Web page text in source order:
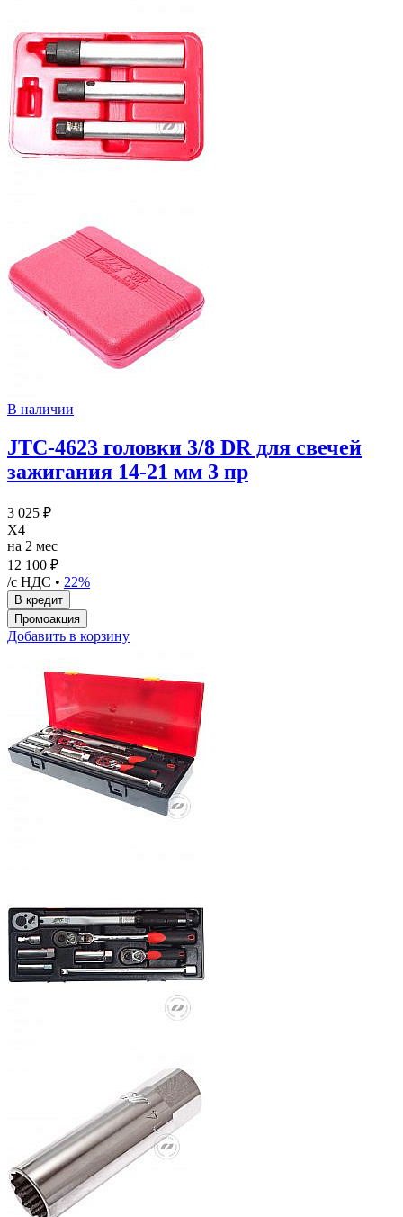
В наличии
JTC-4623 головки 3/8 DR для свечей
зажигания 14-21 мм 3 пр
3 025 ₽
X4
на 2 мес
12 100 ₽
/с НДС • 22%
Добавить в корзину